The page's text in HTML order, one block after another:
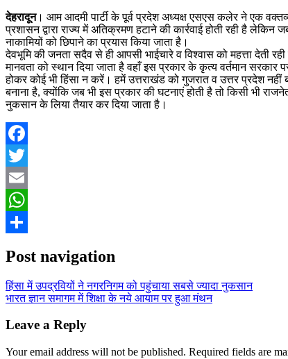
देहरादून। आम आदमी पार्टी के पूर्व प्रदेश अध्यक्ष एसएस कलेर ने एक
प्रशासन द्वारा राज्य में अतिक्रमण हटाने की कार्रवाई होती रही है
नाकामियों को छिपाने का प्रयास किया जाता है।
देवभूमि की जनता सदैव से ही आपसी भाईचारे व विश्वास को महत्ता देती
मानवता को स्थान दिया जाता है वहाँ इस प्रकार के कृत्य वर्तमान
होकर कोई भी हिंसा न करें। हमें उत्तराखंड को गुजरात व उत्तर प्रदेश
बनाना है, क्योंकि जब भी इस प्रकार की घटनाएं होती है तो किसी
नुकसान के लिया तैयार कर दिया जाता है।
Facebook
Twitter
Email
WhatsApp
Post navigation
हिंसा में उपद्रवियों ने नगरनिगम को पहुंचाया सबसे ज्यादा नुकसान
भारत ज्ञान समागम में शिक्षा के नये आयाम पर हुआ मंथन
Leave a Reply
Your email address will not be published. Required fields are